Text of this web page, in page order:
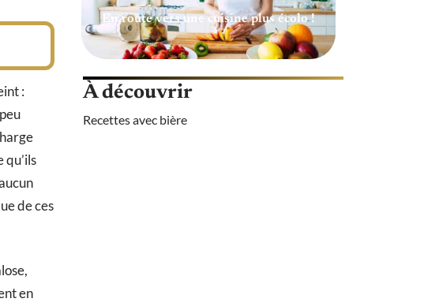
:
de ces
en
En route vers une cuisine plus écolo !
À découvrir
Recettes avec bière